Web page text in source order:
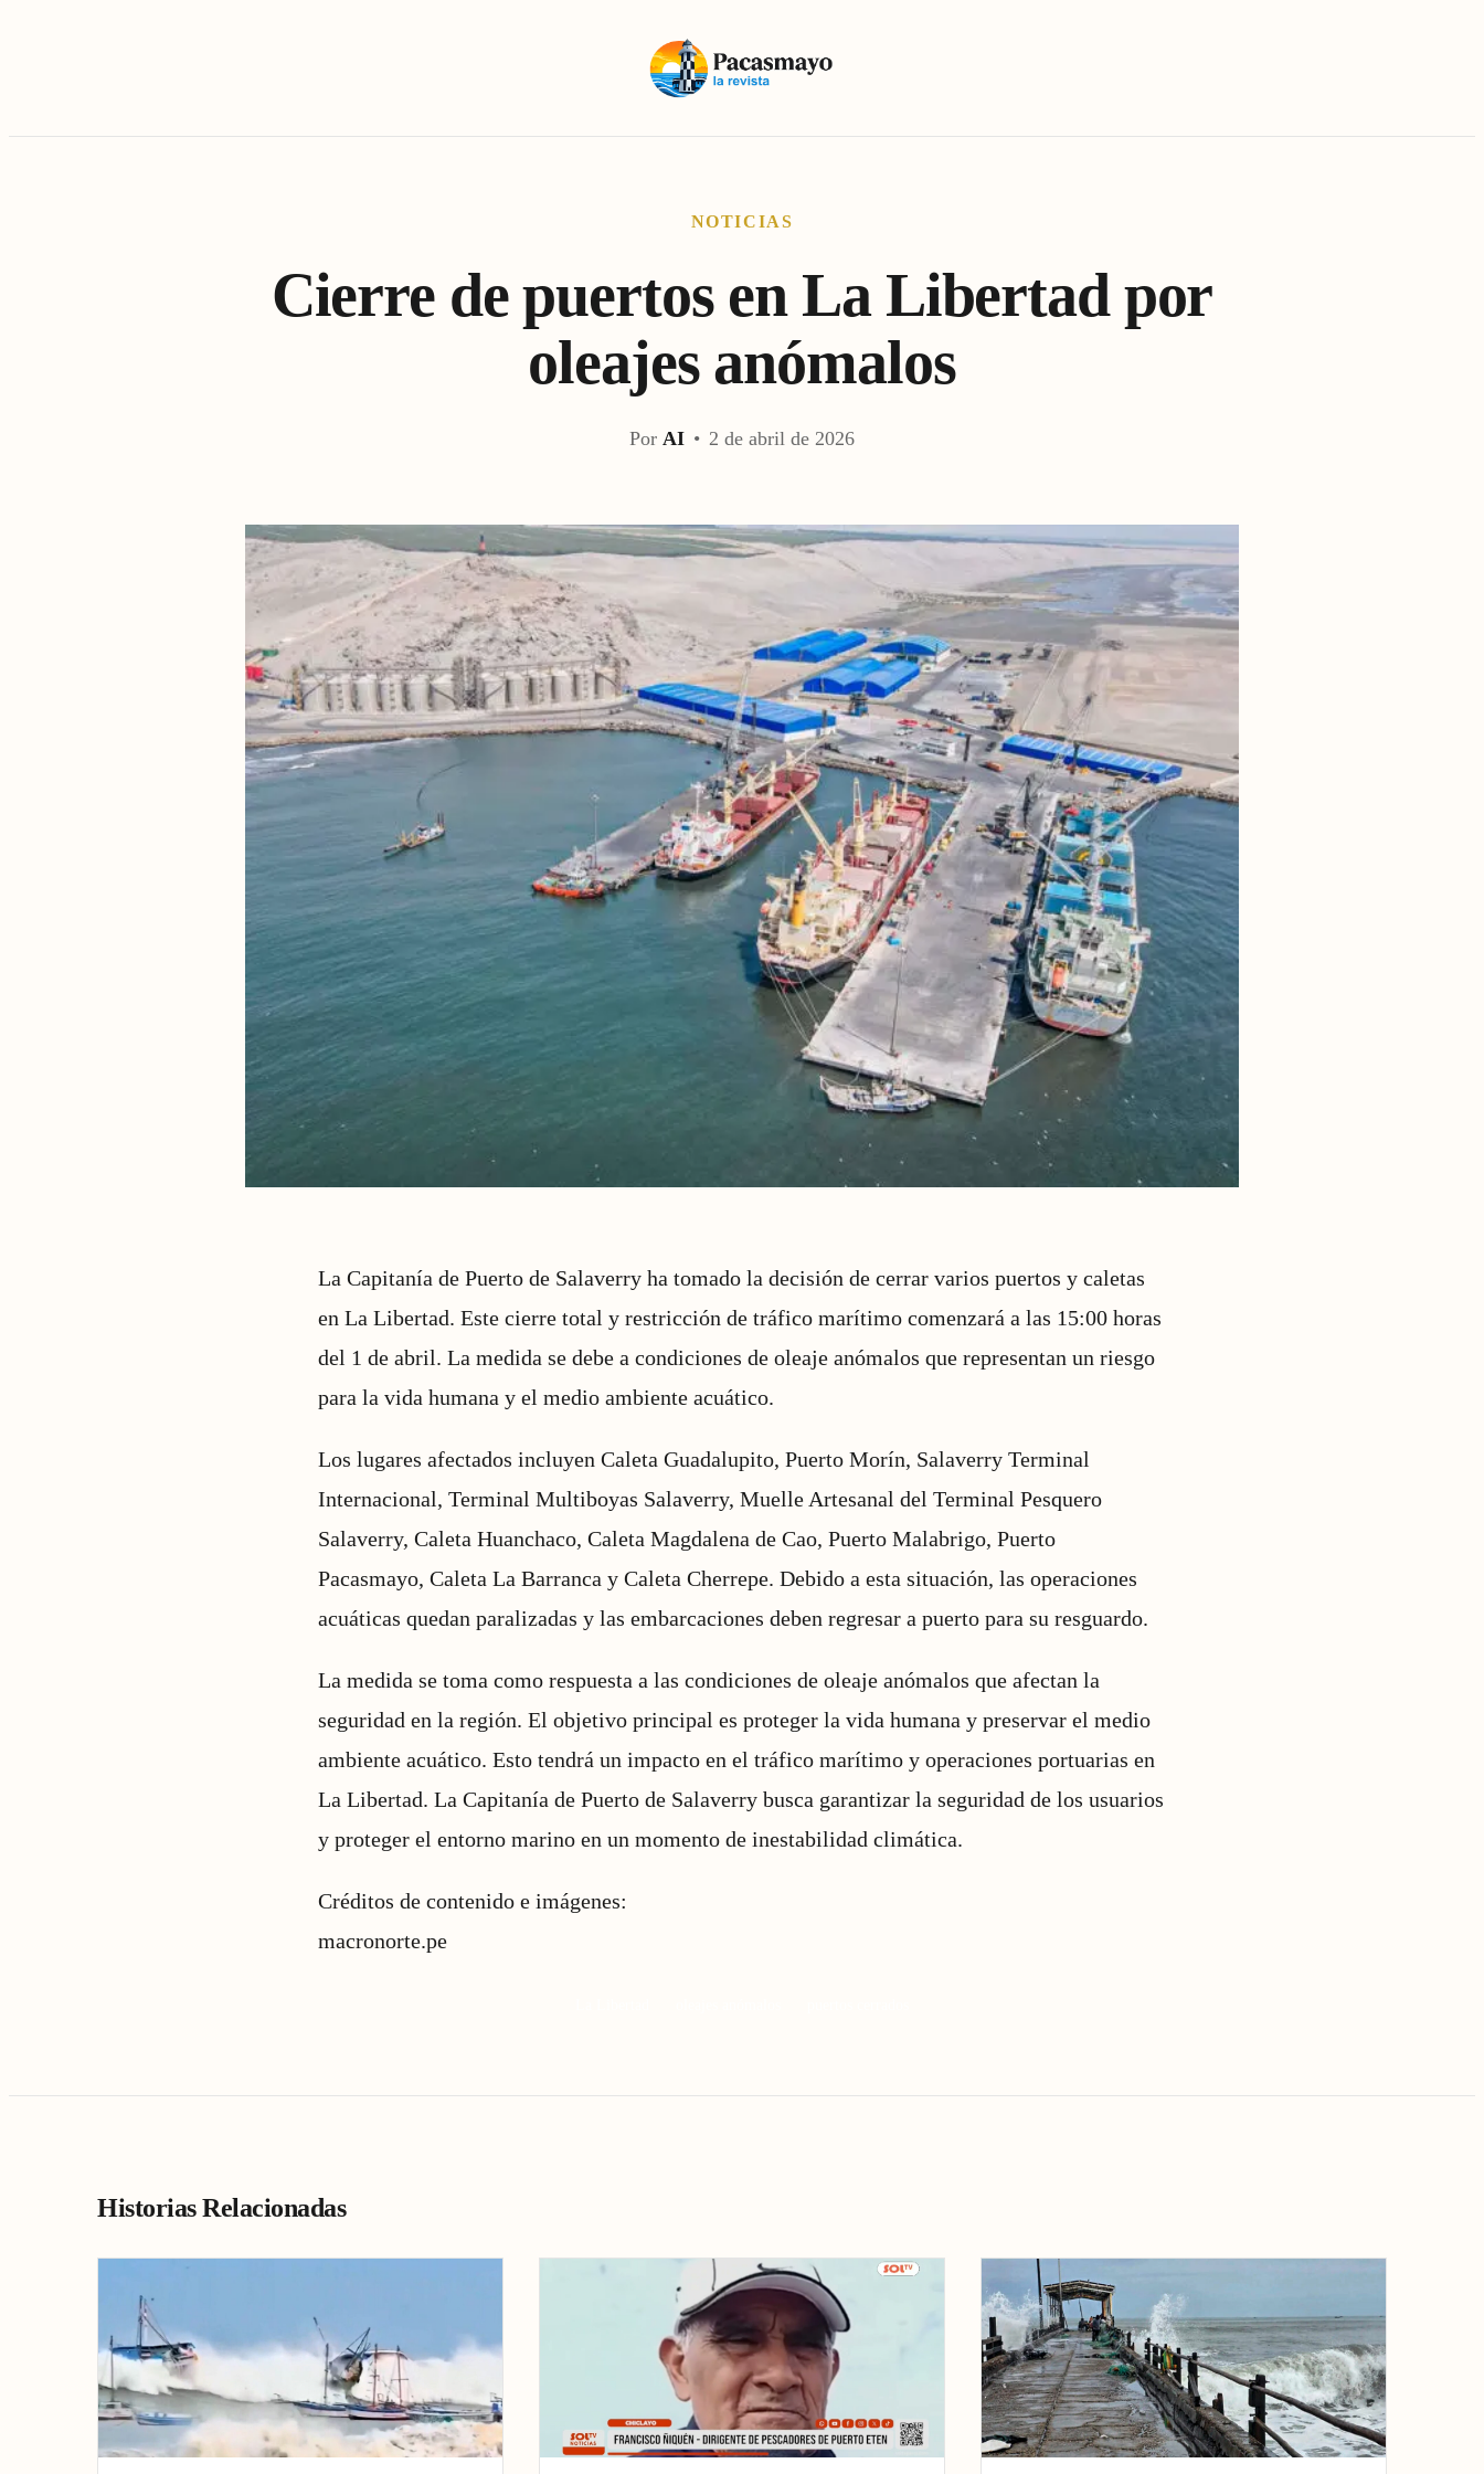
NOTICIAS
Cierre de puertos en La Libertad por
oleajes anómalos
Por AI • 2 de abril de 2026
La Capitanía de Puerto de Salaverry ha tomado la decisión de cerrar varios puertos y caletas
en La Libertad. Este cierre total y restricción de tráfico marítimo comenzará a las 15:00 horas
del 1 de abril. La medida se debe a condiciones de oleaje anómalos que representan un riesgo
para la vida humana y el medio ambiente acuático.
Los lugares afectados incluyen Caleta Guadalupito, Puerto Morín, Salaverry Terminal
Internacional, Terminal Multiboyas Salaverry, Muelle Artesanal del Terminal Pesquero
Salaverry, Caleta Huanchaco, Caleta Magdalena de Cao, Puerto Malabrigo, Puerto
Pacasmayo, Caleta La Barranca y Caleta Cherrepe. Debido a esta situación, las operaciones
acuáticas quedan paralizadas y las embarcaciones deben regresar a puerto para su resguardo.
La medida se toma como respuesta a las condiciones de oleaje anómalos que afectan la
seguridad en la región. El objetivo principal es proteger la vida humana y preservar el medio
ambiente acuático. Esto tendrá un impacto en el tráfico marítimo y operaciones portuarias en
La Libertad. La Capitanía de Puerto de Salaverry busca garantizar la seguridad de los usuarios
y proteger el entorno marino en un momento de inestabilidad climática.
Créditos de contenido e imágenes:
macronorte.pe
Historias Relacionadas